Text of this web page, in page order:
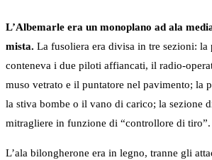
L’Albemarle era un monoplano ad ala
mista. La fusoliera era divisa in tre sezioni: la
conteneva i due piloti affiancati, il radio-
muso vetrato e il puntatore nel pavimento; la
la stiva bombe o il vano di carico; la sezione
mitragliere in funzione di “controllore di tiro”.
L’ala bilongherone era in legno, tranne gli